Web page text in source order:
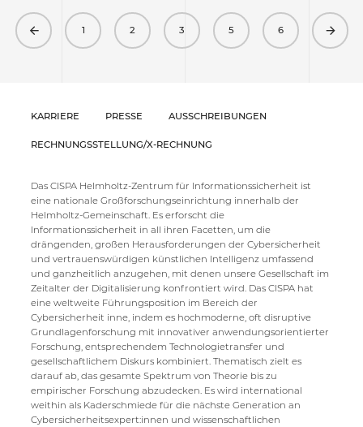
Previous1 2 3 5 6 Next
KARRIERE PRESSE AUSSCHREIBUNGEN
RECHNUNGSSTELLUNG/X-RECHNUNG
Das CISPA Helmholtz-Zentrum für Informationssicherheit ist
eine nationale Großforschungseinrichtung innerhalb der
Helmholtz-Gemeinschaft. Es erforscht die
Informationssicherheit in all ihren Facetten, um die
drängenden, großen Herausforderungen der Cybersicherheit
und vertrauenswürdigen künstlichen Intelligenz umfassend
und ganzheitlich anzugehen, mit denen unsere Gesellschaft im
Zeitalter der Digitalisierung konfrontiert wird. Das CISPA hat
eine weltweite Führungsposition im Bereich der
Cybersicherheit inne, indem es hochmoderne, oft disruptive
Grundlagenforschung mit innovativer anwendungsorientierter
Forschung, entsprechendem Technologietransfer und
gesellschaftlichem Diskurs kombiniert. Thematisch zielt es
darauf ab, das gesamte Spektrum von Theorie bis zu
empirischer Forschung abzudecken. Es wird international
weithin als Kaderschmiede für die nächste Generation an
Cybersicherheitsexpert:innen und wissenschaftlichen